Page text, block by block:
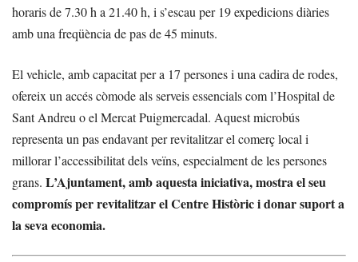
horaris de 7.30 h a 21.40 h, i s’escau per 19 expedicions diàries
amb una freqüència de pas de 45 minuts.
El vehicle, amb capacitat per a 17 persones i una cadira de rodes,
ofereix un accés còmode als serveis essencials com l’Hospital de
Sant Andreu o el Mercat Puigmercadal. Aquest microbús
representa un pas endavant per revitalitzar el comerç local i
millorar l’accessibilitat dels veïns, especialment de les persones
grans. L’Ajuntament, amb aquesta iniciativa, mostra el seu
compromís per revitalitzar el Centre Històric i donar suport a
la seva economia.